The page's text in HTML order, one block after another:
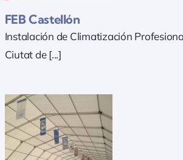
FEB Castellón
Instalación de Climatización
Ciutat de [...]